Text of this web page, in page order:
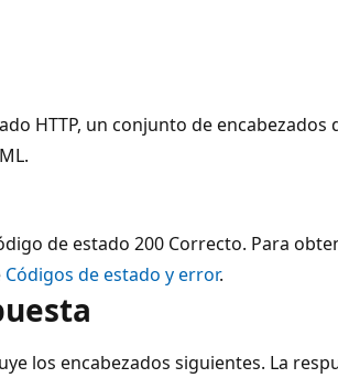
HTTP, un conjunto de encabezados
de estado 200 Correcto. Para
Códigos de estado y error.
los encabezados siguientes. La